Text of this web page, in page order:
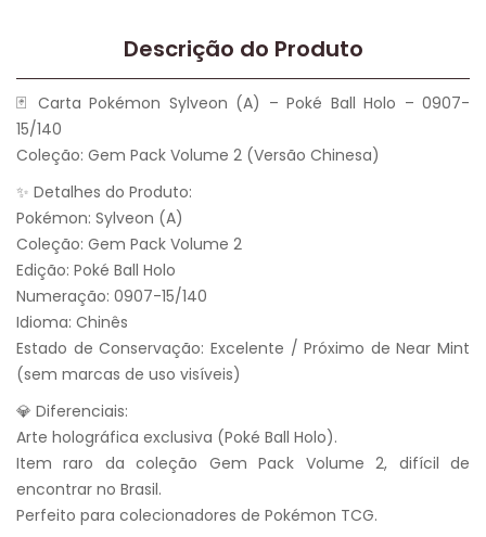
Descrição do Produto
🃏 Carta Pokémon Sylveon (A) – Poké Ball Holo – 0907-
15/140
Coleção: Gem Pack Volume 2 (Versão Chinesa)
✨ Detalhes do Produto:
Pokémon: Sylveon (A)
Coleção: Gem Pack Volume 2
Edição: Poké Ball Holo
Numeração: 0907-15/140
Idioma: Chinês
Estado de Conservação: Excelente / Próximo de Near Mint
(sem marcas de uso visíveis)
💎 Diferenciais:
Arte holográfica exclusiva (Poké Ball Holo).
Item raro da coleção Gem Pack Volume 2, difícil de
encontrar no Brasil.
Perfeito para colecionadores de Pokémon TCG.